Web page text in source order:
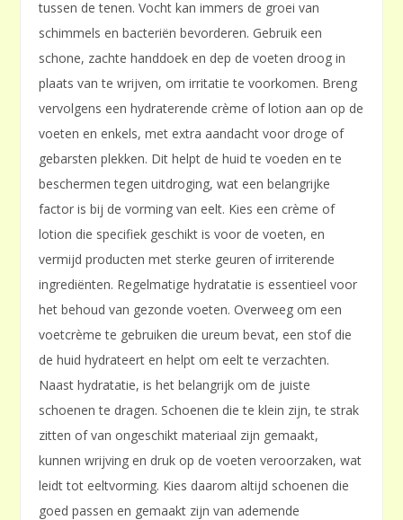
tussen de tenen. Vocht kan immers de groei van
schimmels en bacteriën bevorderen. Gebruik een
schone, zachte handdoek en dep de voeten droog in
plaats van te wrijven, om irritatie te voorkomen. Breng
vervolgens een hydraterende crème of lotion aan op de
voeten en enkels, met extra aandacht voor droge of
gebarsten plekken. Dit helpt de huid te voeden en te
beschermen tegen uitdroging, wat een belangrijke
factor is bij de vorming van eelt. Kies een crème of
lotion die specifiek geschikt is voor de voeten, en
vermijd producten met sterke geuren of irriterende
ingrediënten. Regelmatige hydratatie is essentieel voor
het behoud van gezonde voeten. Overweeg om een
voetcrème te gebruiken die ureum bevat, een stof die
de huid hydrateert en helpt om eelt te verzachten.
Naast hydratatie, is het belangrijk om de juiste
schoenen te dragen. Schoenen die te klein zijn, te strak
zitten of van ongeschikt materiaal zijn gemaakt,
kunnen wrijving en druk op de voeten veroorzaken, wat
leidt tot eeltvorming. Kies daarom altijd schoenen die
goed passen en gemaakt zijn van ademende